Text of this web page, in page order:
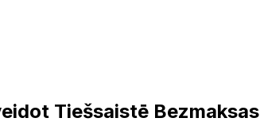
Tiešsaistē Bezmaksas